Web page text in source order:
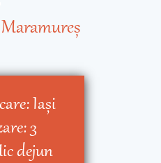
Maramureș
Iaşi
3
dejun